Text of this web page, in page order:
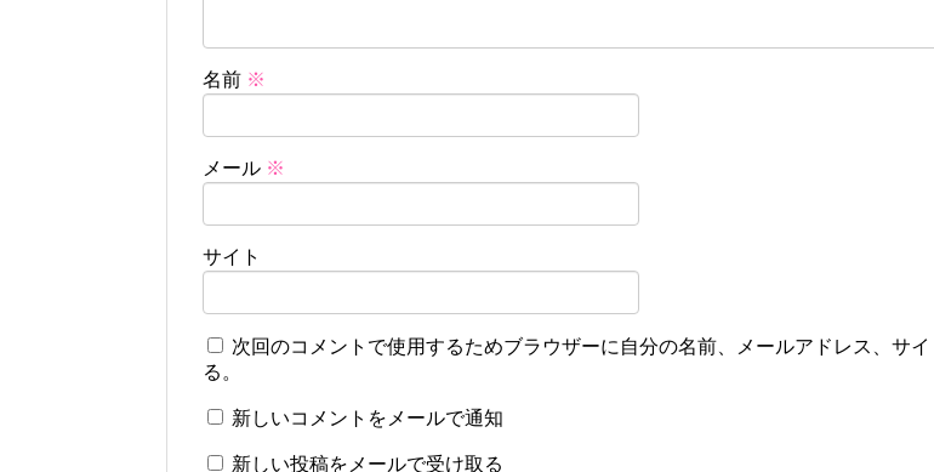
名前 ※
メール ※
サイト
次回のコメントで使用するためブラウザーに自分の名前、メールアドレス、サ
る。
新しいコメントをメールで通知
新しい投稿をメールで受け取る